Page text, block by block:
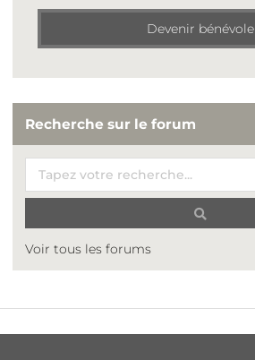
Devenir bénévole
Recherche sur le forum
Voir tous les forums